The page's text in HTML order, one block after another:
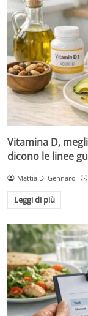
Vitamina D,
dicono le linee
Mattia Di Gennaro
Leggi di più